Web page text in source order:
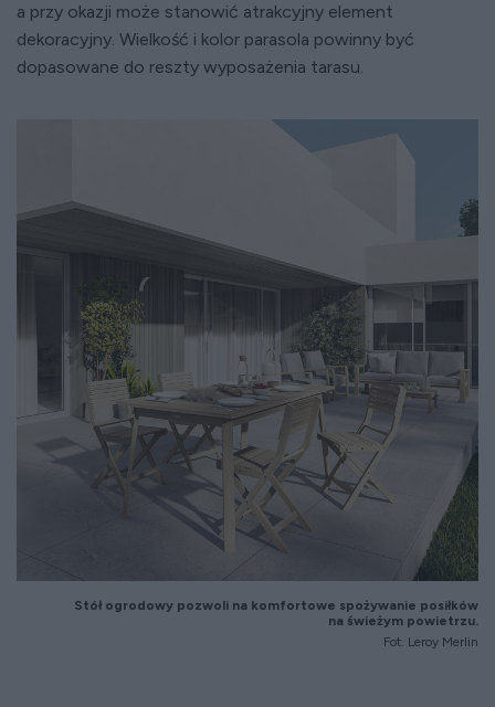
a przy okazji może stanowić atrakcyjny element
dekoracyjny. Wielkość i kolor parasola powinny być
dopasowane do reszty wyposażenia tarasu.
Stół ogrodowy pozwoli na komfortowe spożywanie posiłków
na świeżym powietrzu.
Fot. Leroy Merlin